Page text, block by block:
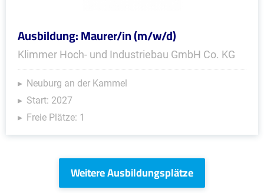
Ausbildung: Maurer/in (m/w/d)
Klimmer Hoch- und Industriebau GmbH Co. KG
Neuburg an der Kammel
Start: 2027
Freie Plätze: 1
Weitere Ausbildungsplätze